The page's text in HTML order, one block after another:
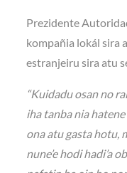
Prezidente
kompañia lokál sira
estranjeiru sira atu
“Kuidadu osan no
iha tanba nia hatene
ona atu gasta hotu,
nune’e hodi hadi’a